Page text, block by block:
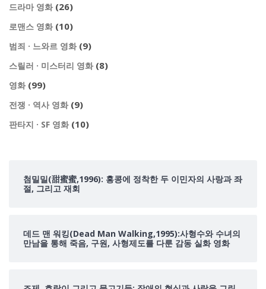
드라마 영화(26)
로맨스 영화(10)
범죄 · 느와르 영화(9)
스릴러 · 미스터리 영화(8)
영화(99)
전쟁 · 역사 영화(9)
판타지 · SF 영화(10)
첨밀밀(甜蜜蜜,1996): 홍콩에 정착한 두 이민자의 사랑과 좌
절, 그리고 재회
데드 맨 워킹(Dead Man Walking,1995):사형수와 수녀의
만남을 통해 죽음, 구원, 사형제도를 다룬 감동 실화 영화